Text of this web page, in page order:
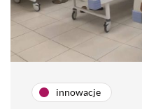
innowacje